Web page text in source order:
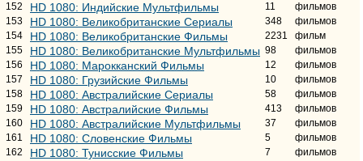
152
HD 1080: Индийские Мультфильмы 11
фильмов
153
HD 1080: Великобританские Сериалы 348
фильмов
154
HD 1080: Великобританские Фильмы 2231
фильм
155
HD 1080: Великобританские Мультфильмы 98
фильмов
156
HD 1080: Марокканский Фильмы 12
фильмов
157
HD 1080: Грузийские Фильмы 10
фильмов
158
HD 1080: Австралийские Сериалы 58
фильмов
159
HD 1080: Австралийские Фильмы 413
фильмов
160
HD 1080: Австралийские Мультфильмы 37
фильмов
161
HD 1080: Словенские Фильмы 5
фильмов
162
HD 1080: Тунисские Фильмы 7
фильмов